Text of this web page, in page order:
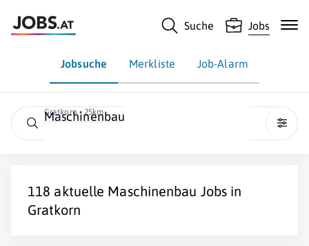
Suche Jobs
Jobsuche Merkliste Job-Alarm
Gratkorn • 25km
Maschinenbau
118 aktuelle Maschinenbau Jobs in
Gratkorn